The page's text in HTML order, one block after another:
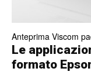
Anteprima Viscom
Le
formato